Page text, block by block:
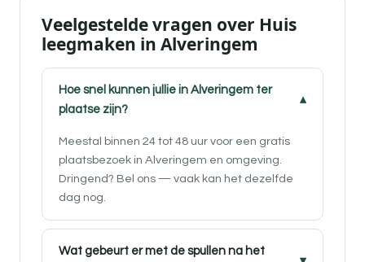
Veelgestelde vragen over Huis
leegmaken in Alveringem
Hoe snel kunnen jullie in Alveringem ter
plaatse zijn?
Meestal binnen 24 tot 48 uur voor een gratis
plaatsbezoek in Alveringem en omgeving.
Dringend? Bel ons — vaak kan het dezelfde
dag nog.
Wat gebeurt er met de spullen na het